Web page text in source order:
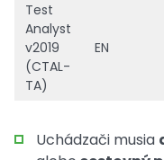
Test
Analyst
v2019
(CTAL-
TA)
EN
Uchádzači musia